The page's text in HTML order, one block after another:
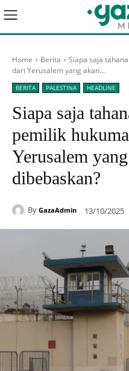
Home Berita
Siapa saja
dari Yerusalem yang akan...
BERITA PALESTINA HEADLINE
Siapa saja
pemilik
Yerusalem
dibebaskan?
By GazaAdmin 13/10/2025